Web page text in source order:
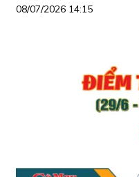
08/07/2026 14:15